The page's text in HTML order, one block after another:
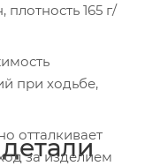
плотность 165 г/
при ходьбе,
отталкивает
за изделием